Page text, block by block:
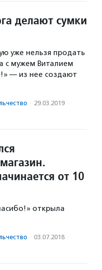
делают сумки
уже нельзя продать
с мужем Виталием
— из нее создают
· 29.03.2019 ·
от 10
открыла
· 03.07.2018 ·